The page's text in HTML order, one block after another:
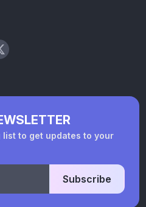
to get updates to your
Subscribe